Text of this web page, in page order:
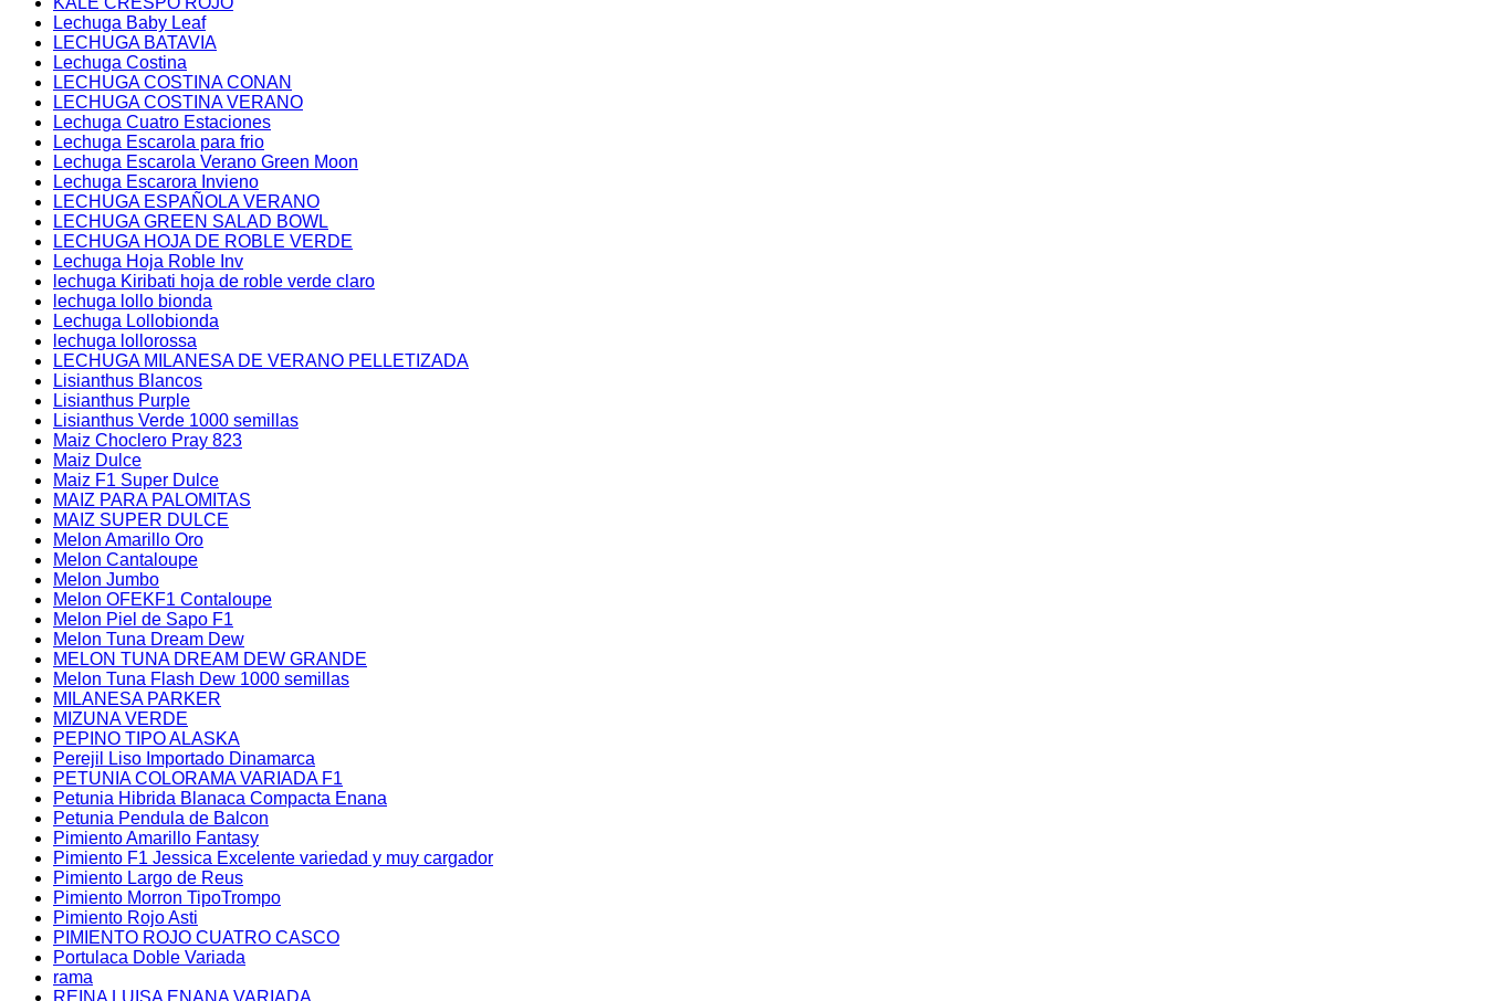
Lechuga Baby Leaf
LECHUGA BATAVIA
Lechuga Costina
LECHUGA COSTINA CONAN
LECHUGA COSTINA VERANO
Lechuga Cuatro Estaciones
Lechuga Escarola para frio
Lechuga Escarola Verano Green Moon
Lechuga Escarora Invieno
LECHUGA ESPAÑOLA VERANO
LECHUGA GREEN SALAD BOWL
LECHUGA HOJA DE ROBLE VERDE
Lechuga Hoja Roble Inv
lechuga Kiribati hoja de roble verde claro
lechuga lollo bionda
Lechuga Lollobionda
lechuga lollorossa
LECHUGA MILANESA DE VERANO PELLETIZADA
Lisianthus Blancos
Lisianthus Purple
Lisianthus Verde 1000 semillas
Maiz Choclero Pray 823
Maiz Dulce
Maiz F1 Super Dulce
MAIZ PARA PALOMITAS
MAIZ SUPER DULCE
Melon Amarillo Oro
Melon Cantaloupe
Melon Jumbo
Melon OFEKF1 Contaloupe
Melon Piel de Sapo F1
Melon Tuna Dream Dew
MELON TUNA DREAM DEW GRANDE
Melon Tuna Flash Dew 1000 semillas
MILANESA PARKER
MIZUNA VERDE
PEPINO TIPO ALASKA
Perejil Liso Importado Dinamarca
PETUNIA COLORAMA VARIADA F1
Petunia Hibrida Blanaca Compacta Enana
Petunia Pendula de Balcon
Pimiento Amarillo Fantasy
Pimiento F1 Jessica Excelente variedad y muy cargador
Pimiento Largo de Reus
Pimiento Morron TipoTrompo
Pimiento Rojo Asti
PIMIENTO ROJO CUATRO CASCO
Portulaca Doble Variada
rama
REINA LUISA ENANA VARIADA